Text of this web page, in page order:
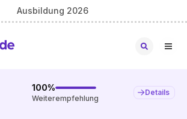
Ausbildung 2026
100%
Weiterempfehlung
Details